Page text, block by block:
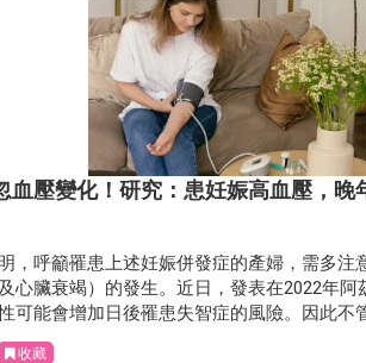
血壓變化！研究：患妊娠高血壓，晚
，呼籲罹患上述妊娠併發症的產婦，需多注
心臟衰竭）的發生。近日，發表在2022年
可能會增加日後罹患失智症的風險。因此不
收藏